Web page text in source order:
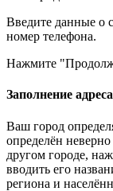
Введите данные о
номер телефона.
Нажмите
Заполнение адреса
Ваш город
определён
другом городе,
вводить его
региона и